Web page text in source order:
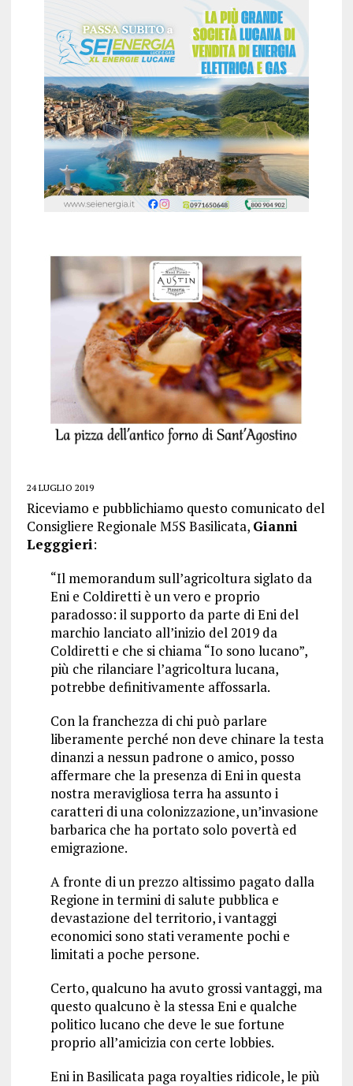
24 LUGLIO 2019
Riceviamo e pubblichiamo questo comunicato del
Consigliere Regionale M5S Basilicata, Gianni
Legggieri:
“Il memorandum sull’agricoltura siglato da
Eni e Coldiretti è un vero e proprio
paradosso: il supporto da parte di Eni del
marchio lanciato all’inizio del 2019 da
Coldiretti e che si chiama “Io sono lucano”,
più che rilanciare l’agricoltura lucana,
potrebbe definitivamente affossarla.
Con la franchezza di chi può parlare
liberamente perché non deve chinare la testa
dinanzi a nessun padrone o amico, posso
affermare che la presenza di Eni in questa
nostra meravigliosa terra ha assunto i
caratteri di una colonizzazione, un’invasione
barbarica che ha portato solo povertà ed
emigrazione.
A fronte di un prezzo altissimo pagato dalla
Regione in termini di salute pubblica e
devastazione del territorio, i vantaggi
economici sono stati veramente pochi e
limitati a poche persone.
Certo, qualcuno ha avuto grossi vantaggi, ma
questo qualcuno è la stessa Eni e qualche
politico lucano che deve le sue fortune
proprio all’amicizia con certe lobbies.
Eni in Basilicata paga royalties ridicole, le più